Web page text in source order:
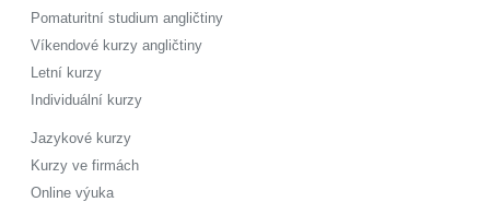
Pomaturitní studium angličtiny
Víkendové kurzy angličtiny
Letní kurzy
Individuální kurzy
Jazykové kurzy
Kurzy ve firmách
Online výuka